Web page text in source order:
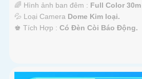
🌈 Hình ảnh ban đêm : Full Color
💦 Loại Camera Dome Kim loại.
️♚ Tích Hợp : Có Ðèn Còi Báo Động.